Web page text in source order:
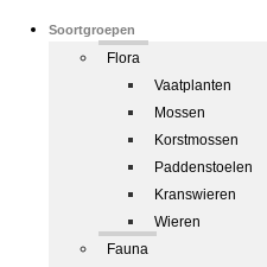
Soortgroepen
Flora
Vaatplanten
Mossen
Korstmossen
Paddenstoelen
Kranswieren
Wieren
Fauna